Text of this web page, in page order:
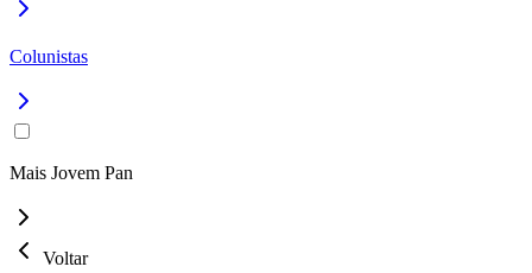
Colunistas
Mais Jovem Pan
Voltar